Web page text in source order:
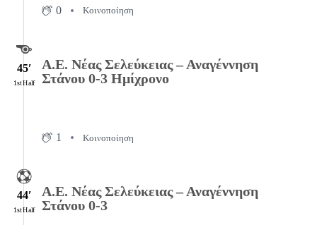
0 Κοινοποίηση
45′
1st Half
Α.Ε. Νέας Σελεύκειας – Αναγέννηση
Στάνου 0-3 Ημίχρονο
1 Κοινοποίηση
44′
1st Half
Α.Ε. Νέας Σελεύκειας – Αναγέννηση
Στάνου 0-3